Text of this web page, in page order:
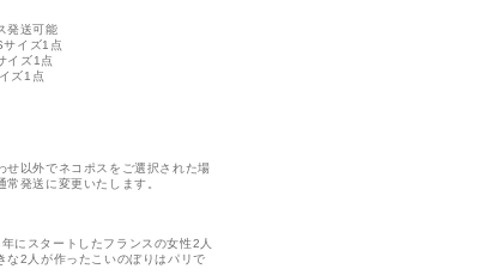
発送可能
イズ1点
ズ1点
ズ1点
以外でネコポスをご選択された場
発送に変更いたします。
にスタートしたフランスの女性2人
な2人が作ったこいのぼりはパリで